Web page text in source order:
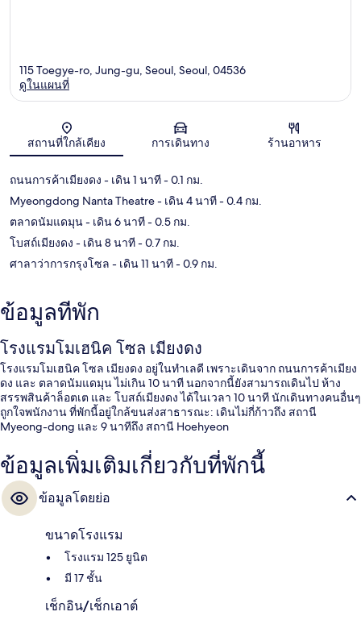
แผนที่
115 Toegye-ro, Jung-gu, Seoul, Seoul, 04536
ดูในแผนที่
สถานที่ใกล้เคียง การเดินทาง ร้านอาหาร
ถนนการค้าเมียงดง - เดิน 1 นาที- 0.1 กม.
Myeongdong Nanta Theatre- เดิน 4 นาที- 0.4 กม.
ตลาดนัมแดมุน- เดิน 6 นาที- 0.5 กม.
โบสถ์เมียงดง - เดิน 8 นาที- 0.7 กม.
ศาลาว่าการกรุงโซล - เดิน 11 นาที- 0.9 กม.
ข้อมูลที่พัก
โรงแรมโมเฮนิค โซล เมียงดง
โรงแรมโมเฮนิค โซล เมียงดง อยู่ในทำเลดี เพราะเดินจาก ถนนการค้าเมียง
ดง และ ตลาดนัมแดมุน ไม่เกิน 10 นาที นอกจากนี้ยังสามารถเดินไป ห้าง
สรรพสินค้าล็อตเต และ โบสถ์เมียงดง ได้ในเวลา 10 นาที นักเดินทางคนอื่นๆ
ถูกใจพนักงาน ที่พักนี้อยู่ใกล้ขนส่งสาธารณะ: เดินไม่กี่ก้าวถึง สถานี
Myeong-dong และ 9 นาทีถึง สถานี Hoehyeon
ข้อมูลเพิ่มเติมเกี่ยวกับที่พักนี้
ข้อมูลโดยย่อ
ขนาดโรงแรม
โรงแรม 125 ยูนิต
มี 17 ชั้น
เช็กอิน/เช็กเอาต์